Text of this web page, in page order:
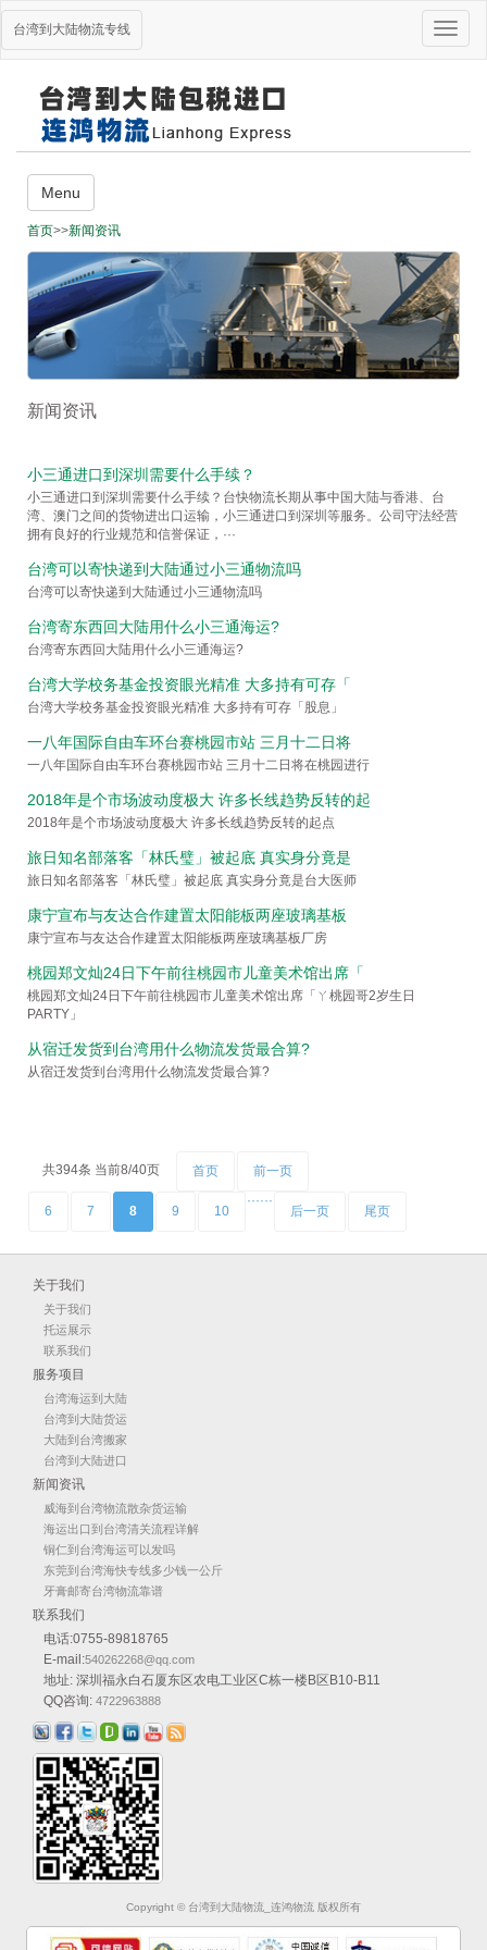
台湾到大陆物流专线
Toggle
主营业务
台湾海运到大陆
台湾到大陆货运
大陆到台湾搬家
台湾到大陆进口
栏目导航
主营业务
台湾快递
托运展示
联系我们
Close Menu
Menu
首页>>新闻资讯
新闻资讯
小三通进口到深圳需要什么手续？
小三通进口到深圳需要什么手续？台快物流长期从事中国大陆与香港、台
湾、澳门之间的货物进出口运输，小三通进口到深圳等服务。公司守法经营
拥有良好的行业规范和信誉保证，···
台湾可以寄快递到大陆通过小三通物流吗
台湾可以寄快递到大陆通过小三通物流吗
台湾寄东西回大陆用什么小三通海运?
台湾寄东西回大陆用什么小三通海运?
台湾大学校务基金投资眼光精准 大多持有可存「
台湾大学校务基金投资眼光精准 大多持有可存「股息」
一八年国际自由车环台赛桃园市站 三月十二日将
一八年国际自由车环台赛桃园市站 三月十二日将在桃园进行
2018年是个市场波动度极大 许多长线趋势反转的起
2018年是个市场波动度极大 许多长线趋势反转的起点
旅日知名部落客「林氏璧」被起底 真实身分竟是
旅日知名部落客「林氏璧」被起底 真实身分竟是台大医师
康宁宣布与友达合作建置太阳能板两座玻璃基板
康宁宣布与友达合作建置太阳能板两座玻璃基板厂房
桃园郑文灿24日下午前往桃园市儿童美术馆出席「
桃园郑文灿24日下午前往桃园市儿童美术馆出席「ㄚ桃园哥2岁生日
PARTY」
从宿迁发货到台湾用什么物流发货最合算?
从宿迁发货到台湾用什么物流发货最合算?
共394条 当前8/40页 首页
前一页
···
6 7 8 9 10
···
后一页 尾页
关于我们
关于我们
托运展示
联系我们
服务项目
台湾海运到大陆
台湾到大陆货运
大陆到台湾搬家
台湾到大陆进口
新闻资讯
威海到台湾物流散杂货运输
海运出口到台湾清关流程详解
铜仁到台湾海运可以发吗
东莞到台湾海快专线多少钱一公斤
牙膏邮寄台湾物流靠谱
联系我们
电话:0755-89818765
E-mail:540262268@qq.com
地址: 深圳福永白石厦东区农电工业区C栋一楼B区B10-B11
QQ咨询: 4722963888
Copyright © 台湾到大陆物流_连鸿物流 版权所有